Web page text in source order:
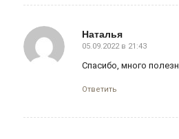
Наталья
говорит:
05.09.2022 в 21:43
Спасибо, много
Ответить